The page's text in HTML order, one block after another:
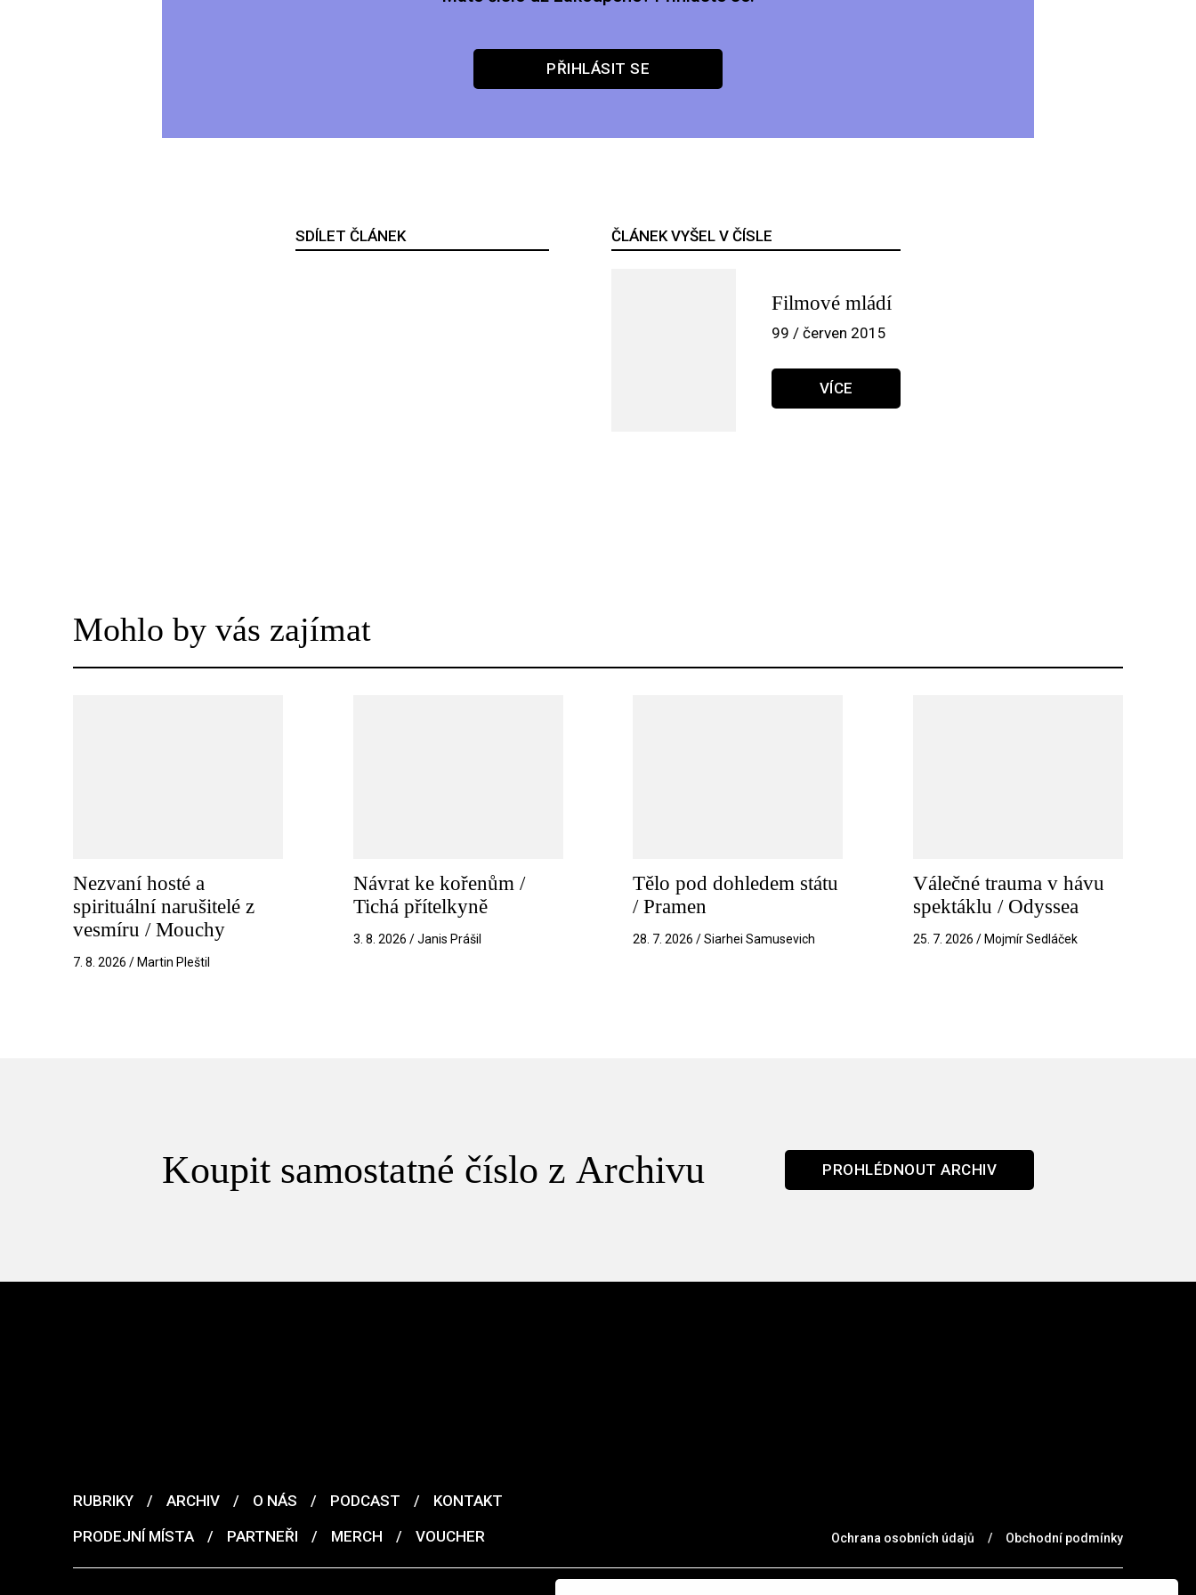
PŘIHLÁSIT SE
SDÍLET ČLÁNEK ČLÁNEK VYŠEL V ČÍSLE
Filmové mládí
99 / červen 2015
VÍCE
Mohlo by vás zajímat
Nezvaní hosté a
spirituální narušitelé z
vesmíru / Mouchy
7. 8. 2026 / Martin Pleštil
Návrat ke kořenům /
Tichá přítelkyně
3. 8. 2026 / Janis Prášil
Tělo pod dohledem státu
/ Pramen
28. 7. 2026 / Siarhei Samusevich
Válečné trauma v hávu
spektáklu / Odyssea
25. 7. 2026 / Mojmír Sedláček
Koupit samostatné číslo z Archivu PROHLÉDNOUT ARCHIV
RUBRIKY / ARCHIV / O NÁS / PODCAST /
KONTAKT
PRODEJNÍ MÍSTA
/ PARTNEŘI / MERCH / VOUCHER Ochrana osobních údajů / Obchodní podmínky